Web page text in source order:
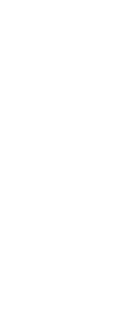
auf einem Endgerät
von Werbeanzeigen
Werbung